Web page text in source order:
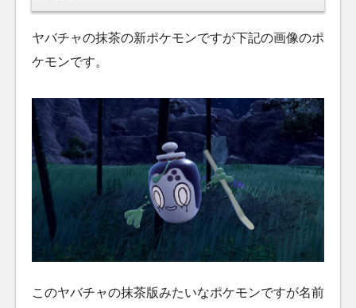
ヤバチャの抹茶の新ポケモンですが下記の画像のポ
ケモンです。
このヤバチャの抹茶版みたいなポケモンですが名前